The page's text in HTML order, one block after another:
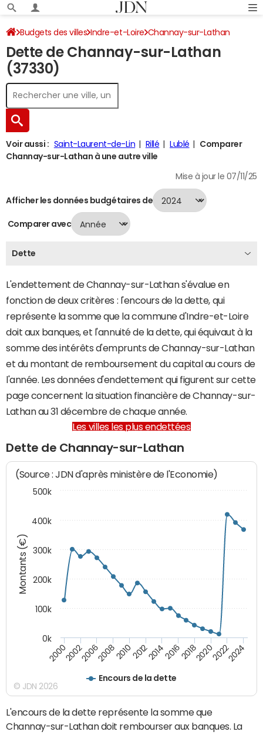
Budgets des villes Indre-et-Loire Channay-sur-Lathan
Dette au 31/12/2024
Dette de Channay-sur-Lathan
(37330)
Voir aussi : Saint-Laurent-de-Lin Rillé Lublé
Comparer
Channay-sur-Lathan à une autre ville
Mise à jour le 07/11/25
Afficher les données budgétaires de
Comparer avec
Dette
L'endettement de Channay-sur-Lathan s'évalue en
fonction de deux critères : l'encours de la dette, qui
représente la somme que la commune d'Indre-et-Loire
doit aux banques, et l'annuité de la dette, qui équivaut à la
somme des intérêts d'emprunts de Channay-sur-Lathan
et du montant de remboursement du capital au cours de
l'année. Les données d'endettement qui figurent sur cette
page concernent la situation financière de Channay-sur-
Lathan au 31 décembre de chaque année.
Les villes les plus endettées
Dette de Channay-sur-Lathan
Montants (€)
(Source : JDN d'après ministère de l'Economie)
Encours de la dette
200020022006200820102012201420162018202020222024
0k
100k
200k
300k
400k
500k
© JDN 2026
L'encours de la dette représente la somme que
Channay-sur-Lathan doit rembourser aux banques. La